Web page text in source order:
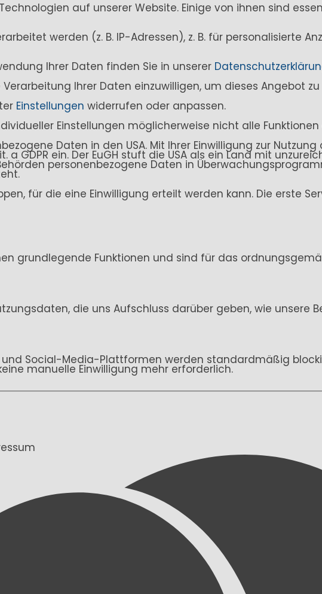
auf unserer Website. Einige von ihnen sind
werden (z. B. IP-Adressen), z. B. für personalisierte
Ihrer Daten finden Sie in unserer
Ihrer Daten einzuwilligen, um dieses Angebot
Einstellungen widerrufen oder anpassen.
Einstellungen möglicherweise nicht alle
Daten in den USA. Mit Ihrer Einwilligung zur
a GDPR ein. Der EuGH stuft die USA als ein Land mit
personenbezogene Daten in
für die eine Einwilligung erteilt werden kann. Die erste
grundlegende Funktionen und sind für das
die uns Aufschluss darüber geben, wie unsere
Social-Media-Plattformen werden standardmäßig
manuelle Einwilligung mehr erforderlich.